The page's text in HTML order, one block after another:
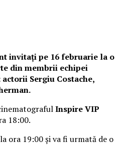
invitați pe 16 februarie la o
din membrii echipei
Sergiu Costache,
Inspire VIP
18:00.
ora 19:00 și va fi urmată de o